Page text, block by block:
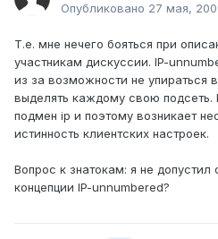
Опубликовано 27 мая,
Т.е. мне нечего бояться при
участникам дискуссии. IP-
из за возможности не упираться
выделять каждому свою
подмен ip и поэтому возникает
истинность клиентских настроек.
Вопрос к знатокам: я не
концепции IP-unnumbered?